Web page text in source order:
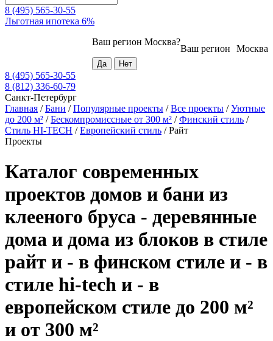
8 (495) 565-30-55
Льготная ипотека 6%
Москва
Ваш регион
Ваш регион Москва?
8 (495) 565-30-55
8 (812) 336-60-79
Санкт-Петербург
Главная /Бани /Популярные проекты /Все проекты /Уютные
до 200 м² /Бескомпромиссные от 300 м² /Финский стиль /
Стиль HI-TECH /Европейский стиль /Райт
Проекты
Каталог современных
проектов домов и бани из
клееного бруса - деревянные
дома и дома из блоков в стиле
райт и - в финском стиле и - в
стиле hi-tech и - в
европейском стиле до 200 м²
и от 300 м²